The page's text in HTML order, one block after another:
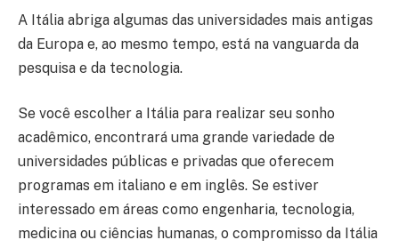
A Itália abriga algumas das universidades mais antigas
da Europa e, ao mesmo tempo, está na vanguarda da
pesquisa e da tecnologia.
Se você escolher a Itália para realizar seu sonho
acadêmico, encontrará uma grande variedade de
universidades públicas e privadas que oferecem
programas em italiano e em inglês. Se estiver
interessado em áreas como engenharia, tecnologia,
medicina ou ciências humanas, o compromisso da Itália